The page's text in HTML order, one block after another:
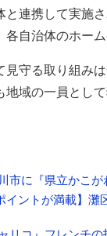
連携して実施
自治体のホー
守る取り組み
域の一員とし
市に『県立かこ
イントが満載】